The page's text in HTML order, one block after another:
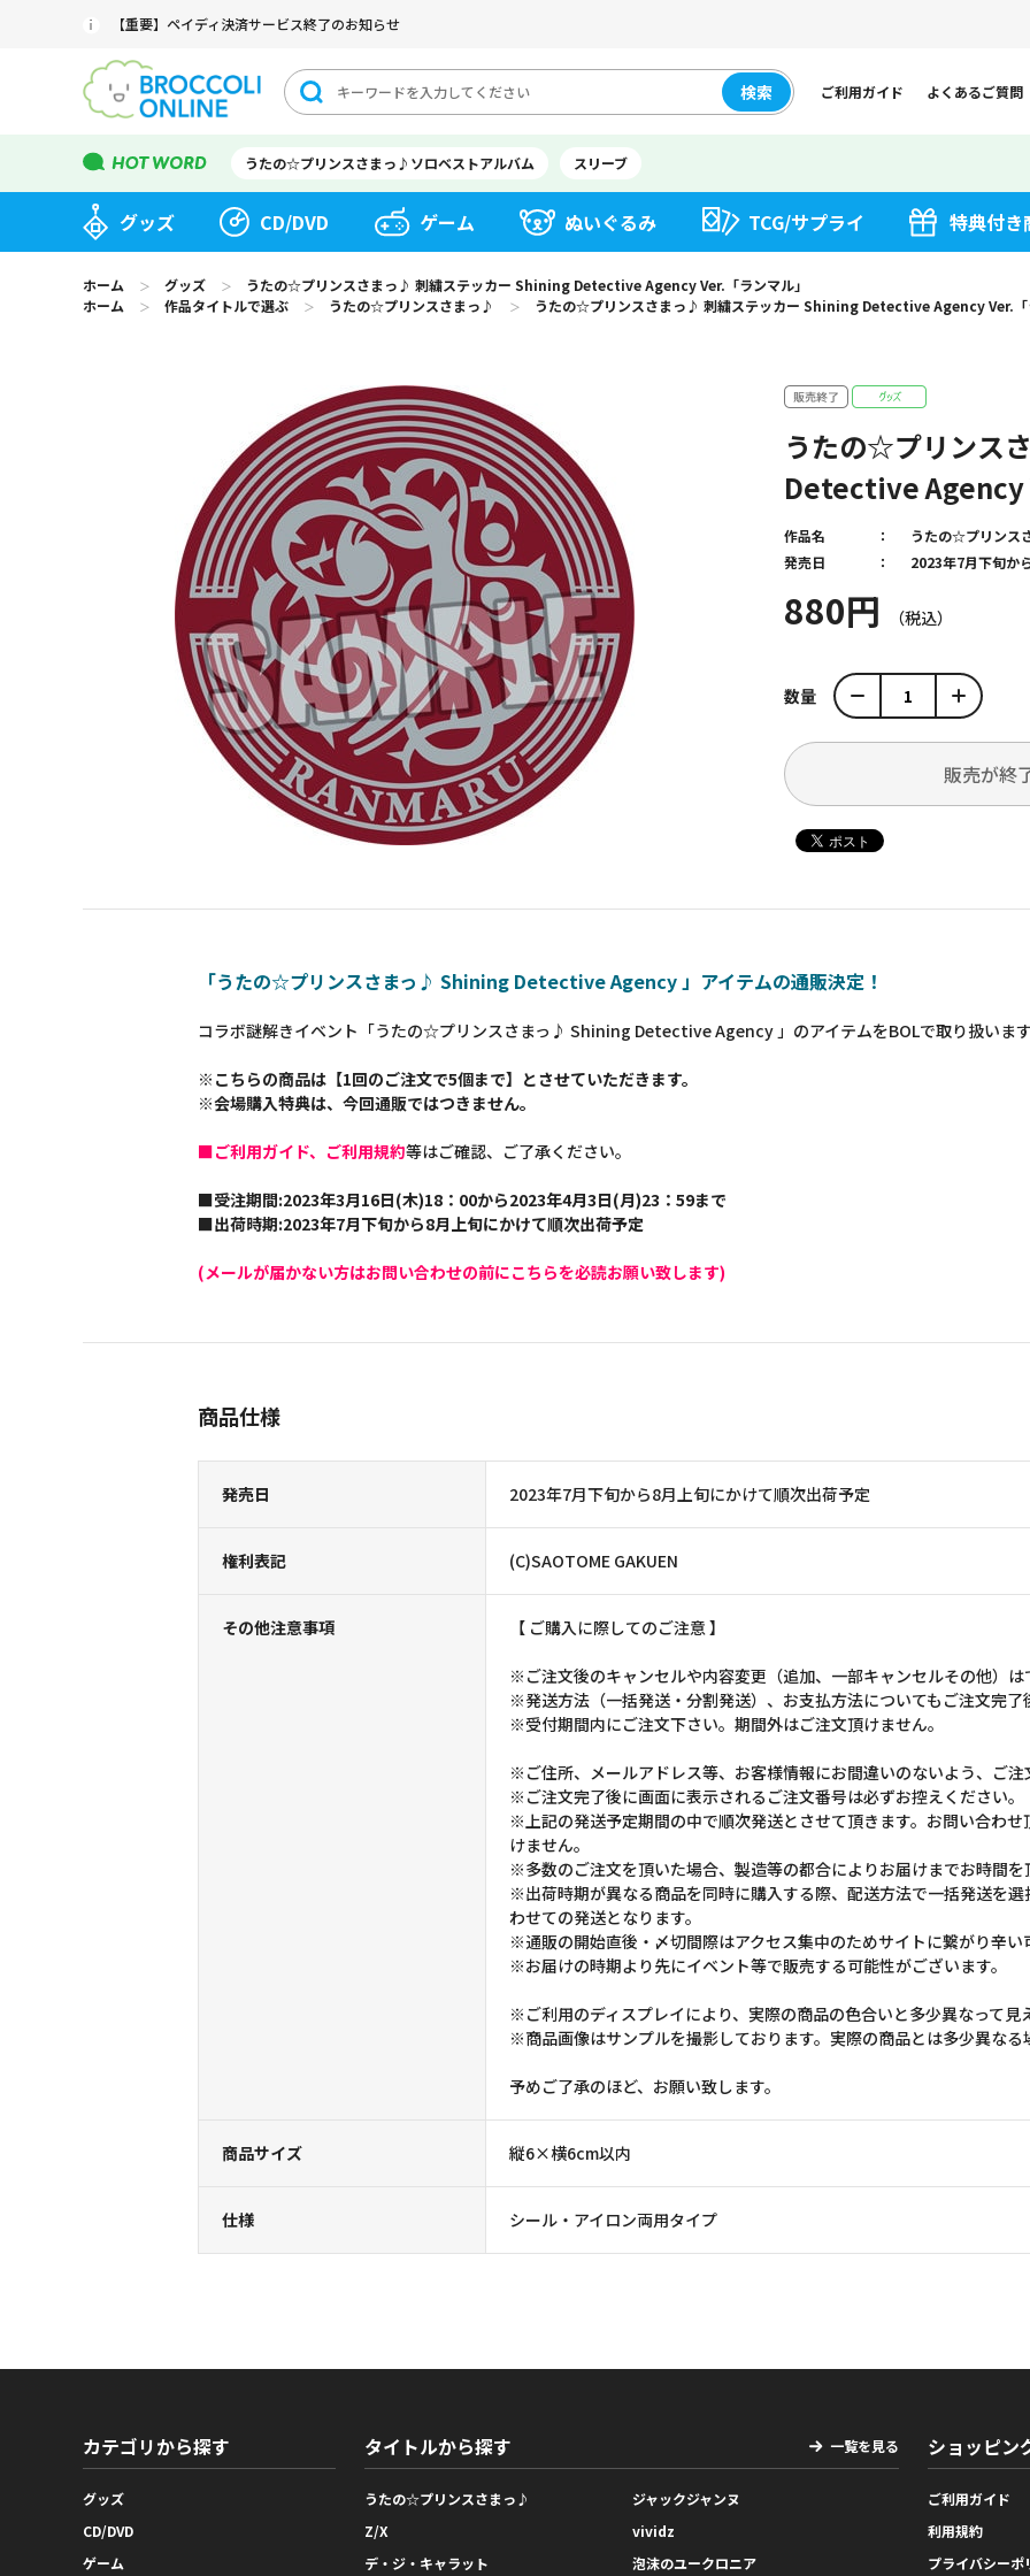
【重要】ペイディ決済サービス終了のお知らせ
検索 ご利用ガイド よくあるご質問
うたの☆プリンスさまっ♪ソロベストアルバム スリーブ
グッズ CD/DVD ゲーム ぬいぐるみ TCG/サプライ 特典付き
ホーム ＞ グッズ ＞
うたの☆プリンスさまっ♪ 刺繍ステッカー Shining Detective Agency Ver.「ランマル」
ホーム
＞ 作品タイトルで選ぶ ＞ うたの☆プリンスさまっ♪ ＞ うたの☆プリンスさまっ♪ 刺繍ステッカー Shining Detective Agency Ver.「
うたの☆プリンス
Detective Agency
880円
作品名
うたの☆プリンス
発売日
2023年7月下旬か
数量
販売が終
「うたの☆プリンスさまっ♪ Shining Detective Agency 」アイテムの通販決定！
コラボ謎解きイベント「うたの☆プリンスさまっ♪ Shining Detective Agency 」のアイテムをBOLで取り扱いま
※こちらの商品は【1回のご注文で5個まで】とさせていただきます。
※会場購入特典は、今回通販ではつきません。
■ご利用ガイド、ご利用規約等はご確認、ご了承ください。
■受注期間:2023年3月16日(木)18：00から2023年4月3日(月)23：59まで
■出荷時期:2023年7月下旬から8月上旬にかけて順次出荷予定
(メールが届かない方はお問い合わせの前にこちらを必読お願い致します)
商品仕様
発売日 2023年7月下旬から8月上旬にかけて順次出荷予定
権利表記 (C)SAOTOME GAKUEN
その他注意事項 【 ご購入に際してのご注意 】
※ご注文後のキャンセルや内容変更（追加、一部キャンセルその他）は
※発送方法（一括発送・分割発送）、お支払方法についてもご注文完
※受付期間内にご注文下さい。期間外はご注文頂けません。
※ご住所、メールアドレス等、お客様情報にお間違いのないよう、ご
※ご注文完了後に画面に表示されるご注文番号は必ずお控えください。
※上記の発送予定期間の中で順次発送とさせて頂きます。お問い合わ
けません。
※多数のご注文を頂いた場合、製造等の都合によりお届けまでお時間
※出荷時期が異なる商品を同時に購入する際、配送方法で一括発送を
わせての発送となります。
※通販の開始直後・〆切間際はアクセス集中のためサイトに繋がり辛い
※お届けの時期より先にイベント等で販売する可能性がございます。
※ご利用のディスプレイにより、実際の商品の色合いと多少異なって見
※商品画像はサンプルを撮影しております。実際の商品とは多少異なる
予めご了承のほど、お願い致します。
商品サイズ 縦6×横6cm以内
仕様 シール・アイロン両用タイプ
カテゴリから探す
グッズ
CD/DVD
ゲーム
タイトルから探す 一覧を見る
うたの☆プリンスさまっ♪
ジャックジャンヌ
Z/X
vividz
デ・ジ・キャラット
泡沫のユークロニア
ショッピン
ご利用ガイド
利用規約
プライバシーポ